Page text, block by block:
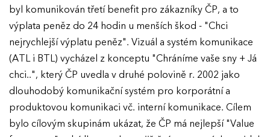
EFFIE 2026
O EFFIE
byl komunikován třetí benefit pro zákazníky ČP, a to
výplata peněz do 24 hodin u menších škod - "Chci
nejrychlejší výplatu peněz". Vizuál a systém komunikace
(ATL i BTL) vycházel z konceptu "Chráníme vaše sny + Já
chci..", který ČP uvedla v druhé polovině r. 2002 jako
dlouhodobý komunikační systém pro korporátní a
produktovou komunikaci vč. interní komunikace. Cílem
bylo cílovým skupinám ukázat, že ČP má nejlepší "Value